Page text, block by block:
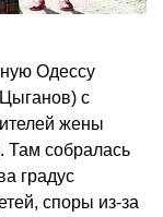
Одессу
с
жены
Там собралась
градус
споры из-за